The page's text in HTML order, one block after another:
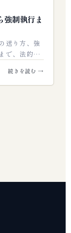
強制執行ま
送り方、強
で、法的な
ドです…
続きを読む →